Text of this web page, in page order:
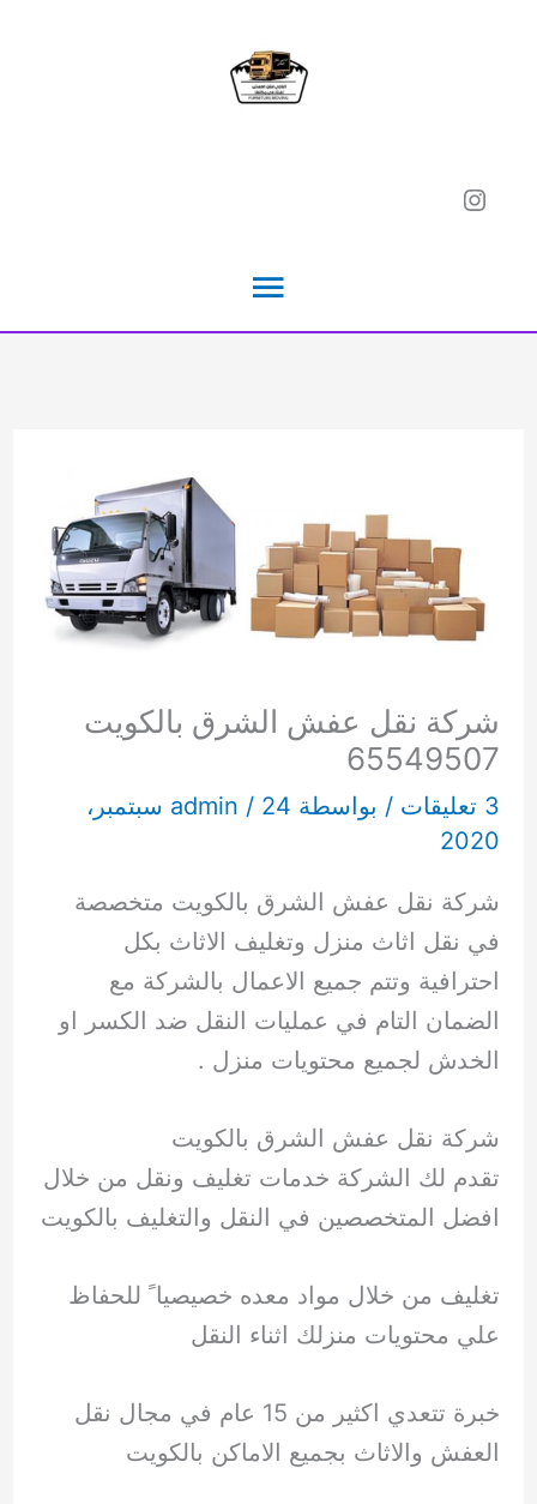
القائمة
Instagram
شركة نقل عفش الشرق بالكويت
65549507
3 تعليقات / بواسطة admin /
24 سبتمبر،
2020
شركة نقل عفش الشرق بالكويت متخصصة
في نقل اثاث منزل وتغليف الاثاث بكل
احترافية وتتم جميع الاعمال بالشركة مع
الضمان التام في عمليات النقل ضد الكسر او
الخدش لجميع محتويات منزل .
شركة نقل عفش الشرق بالكويت
تقدم لك الشركة خدمات تغليف ونقل من خلال
افضل المتخصصين في النقل والتغليف بالكويت
تغليف من خلال مواد معده خصيصيا ً للحفاظ
علي محتويات منزلك اثناء النقل
خبرة تتعدي اكثير من 15 عام في مجال نقل
العفش والاثاث بجميع الاماكن بالكويت